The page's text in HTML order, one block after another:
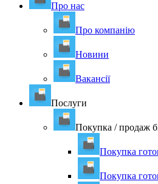
Про нас
Про компанію
Новини
Вакансії
Послуги
Покупка / продаж
Покупка
Покупка